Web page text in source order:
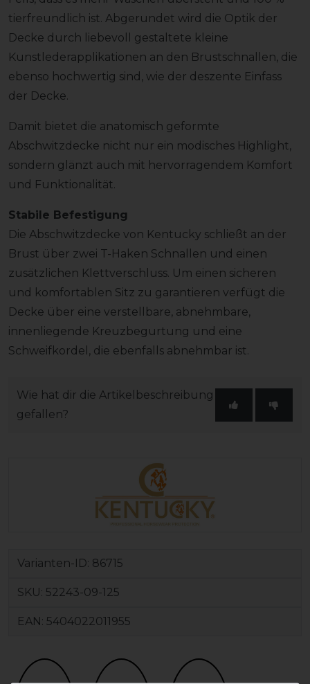
tierfreundlich ist. Abgerundet wird die Optik der
Decke durch liebevoll gestaltete kleine
Kunstlederapplikationen an den Brustschnallen, die
ebenso hochwertig sind, wie der deszente Einfass
der Decke.
Damit bietet die anatomisch geformte
Abschwitzdecke nicht nur ein modisches Highlight,
sondern glänzt auch mit hervorragendem Komfort
und Funktionalität.
Stabile Befestigung
Die Abschwitzdecke von Kentucky schließt an der
Brust über zwei T-Haken Schnallen und einen
zusätzlichen Klettverschluss. Um einen sicheren
und komfortablen Sitz zu garantieren verfügt die
Decke über eine verstellbare, abnehmbare,
innenliegende Kreuzbegurtung und eine
Schweifkordel, die ebenfalls abnehmbar ist.
Wie hat dir die Artikelbeschreibung
gefallen?
Varianten-ID: 86715
SKU: 52243-09-125
EAN: 5404022011955